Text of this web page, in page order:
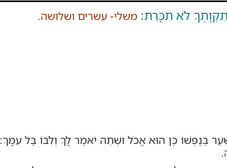
לֹא תִכָּרֵת: משלי- עשרים ושלושה.
בְּנַפְשׁוֹ כֶּן הוּא אֱכֹל וּשְׁתֵה יֹאמַר לָךְ וְלִבּוֹ בַּל עִמָּךְ: